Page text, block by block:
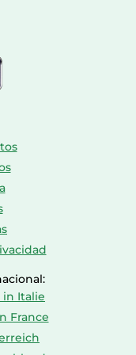
in Italie
France